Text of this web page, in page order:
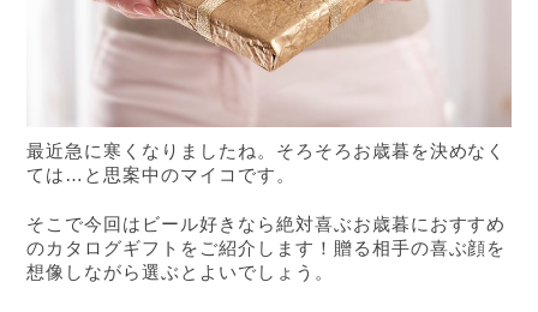
最近急に寒くなりましたね。そろそろお歳暮を決めなく
ては…と思案中のマイコです。
そこで今回はビール好きなら絶対喜ぶお歳暮におすすめ
のカタログギフトをご紹介します！贈る相手の喜ぶ顔を
想像しながら選ぶとよいでしょう。